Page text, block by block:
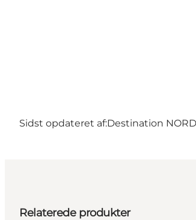
Sidst opdateret af:Destination NORD
Relaterede produkter